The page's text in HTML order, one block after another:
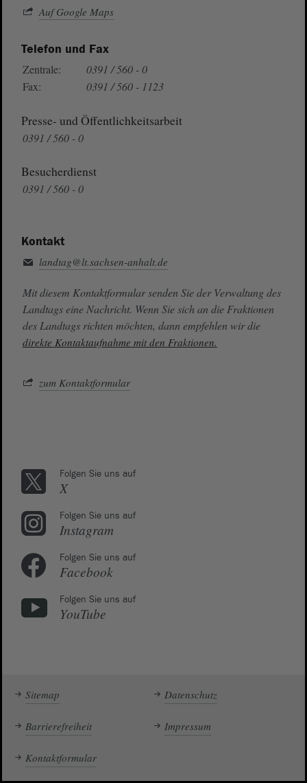
Auf Google Maps
Telefon und Fax
Zentrale:
0391 / 560 - 0
Fax:
0391 / 560 - 1123
Presse- und Öffentlichkeitsarbeit
0391 / 560 - 0
Besucherdienst
0391 / 560 - 0
Kontakt
landtag@lt.sachsen-anhalt.de
Mit diesem Kontaktformular senden Sie der Verwaltung des
Landtags eine Nachricht. Wenn Sie sich an die Fraktionen
des Landtags richten möchten, dann empfehlen wir die
direkte Kontaktaufnahme mit den Fraktionen.
zum Kontaktformular
Folgen Sie uns auf
X
Folgen Sie uns auf
Instagram
Folgen Sie uns auf
Facebook
Folgen Sie uns auf
YouTube
Sitemap Datenschutz
Barrierefreiheit Impressum
Kontaktformular